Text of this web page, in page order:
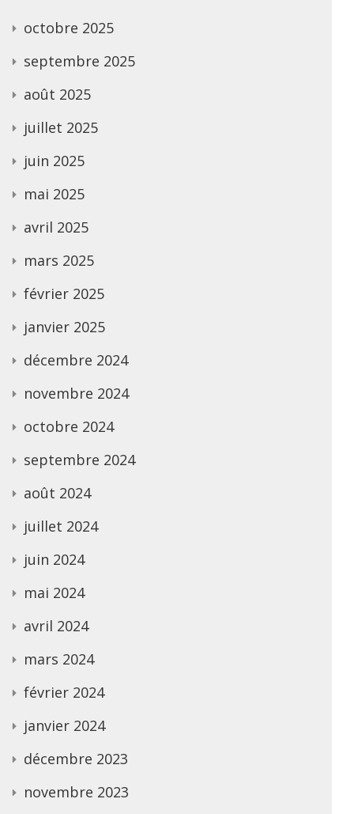
octobre 2025
septembre 2025
août 2025
juillet 2025
juin 2025
mai 2025
avril 2025
mars 2025
février 2025
janvier 2025
décembre 2024
novembre 2024
octobre 2024
septembre 2024
août 2024
juillet 2024
juin 2024
mai 2024
avril 2024
mars 2024
février 2024
janvier 2024
décembre 2023
novembre 2023